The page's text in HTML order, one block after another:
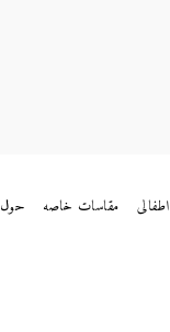
اطفالى مقاسات خاصه حول